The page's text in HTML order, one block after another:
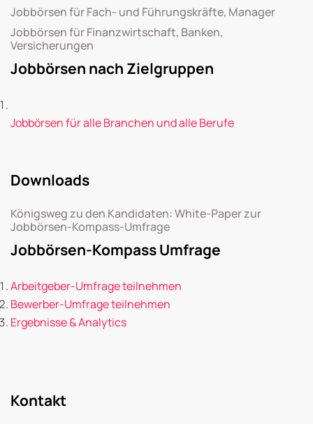
Jobbörsen für Fach- und Führungskräfte, Manager
Jobbörsen für Finanzwirtschaft, Banken,
Versicherungen
Jobbörsen nach Zielgruppen
Jobbörsen für alle Branchen und alle Berufe
Downloads
Königsweg zu den Kandidaten: White-Paper zur
Jobbörsen-Kompass-Umfrage
Jobbörsen-Kompass Umfrage
Arbeitgeber-Umfrage teilnehmen
Bewerber-Umfrage teilnehmen
Ergebnisse & Analytics
Kontakt